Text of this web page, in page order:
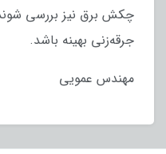
چکش برق نیز بررسی
جرقه‌زنی بهینه باشد.
مهندس عمویی